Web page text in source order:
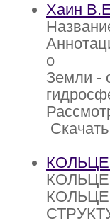
Хаин
о
Земли -